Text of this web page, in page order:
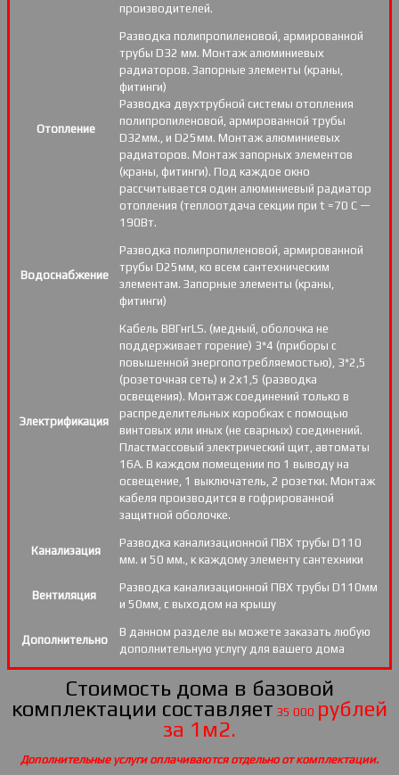
производителей.
Отопление
Разводка полипропиленовой, армированной
трубы D32 мм. Монтаж алюминиевых
радиаторов. Запорные элементы (краны,
фитинги)
Разводка двухтрубной системы отопления
полипропиленовой, армированной трубы
D32мм., и D25мм. Монтаж алюминиевых
радиаторов. Монтаж запорных элементов
(краны, фитинги). Под каждое окно
рассчитывается один алюминиевый радиатор
отопления (теплоотдача секции при t =70 С —
190Вт.
Водоснабжение
Разводка полипропиленовой, армированной
трубы D25мм, ко всем сантехническим
элементам. Запорные элементы (краны,
фитинги)
Электрификация
Кабель ВВГнгLS. (медный, оболочка не
поддерживает горение) 3*4 (приборы с
повышенной энергопотребляемостью), 3*2,5
(розеточная сеть) и 2х1,5 (разводка
освещения). Монтаж соединений только в
распределительных коробках с помощью
винтовых или иных (не сварных) соединений.
Пластмассовый электрический щит, автоматы
16А. В каждом помещении по 1 выводу на
освещение, 1 выключатель, 2 розетки. Монтаж
кабеля производится в гофрированной
защитной оболочке.
Канализация
Разводка канализационной ПВХ трубы D110
мм. и 50 мм., к каждому элементу сантехники
Вентиляция
Разводка канализационной ПВХ трубы D110мм
и 50мм, с выходом на крышу
Дополнительно
В данном разделе вы можете заказать любую
дополнительную услугу для вашего дома
Стоимость дома в базовой
комплектации составляет 35 000 рублей
за 1м2.
Дополнительные услуги оплачиваются отдельно от комплектации.